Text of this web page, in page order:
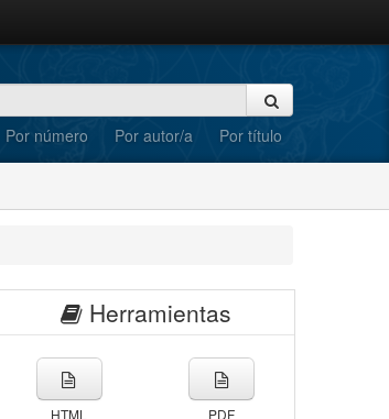
Por número Por autor/a Por título
Herramientas
HTML PDF